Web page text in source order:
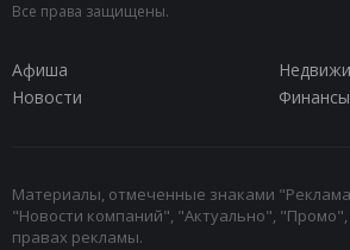
Все права защищены.
Афиша
Новости
Финансы
Материалы, отмеченные знаками
"Новости компаний", "Актуально", "Промо",
правах рекламы.